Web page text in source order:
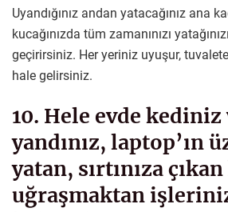
Uyandığınız andan yatacağınız ana
kucağınızda tüm zamanınızı
geçirirsiniz. Her yeriniz uyuşur,
hale gelirsiniz.
10. Hele evde kediniz
yandınız, laptop’ın
yatan, sırtınıza
uğraşmaktan